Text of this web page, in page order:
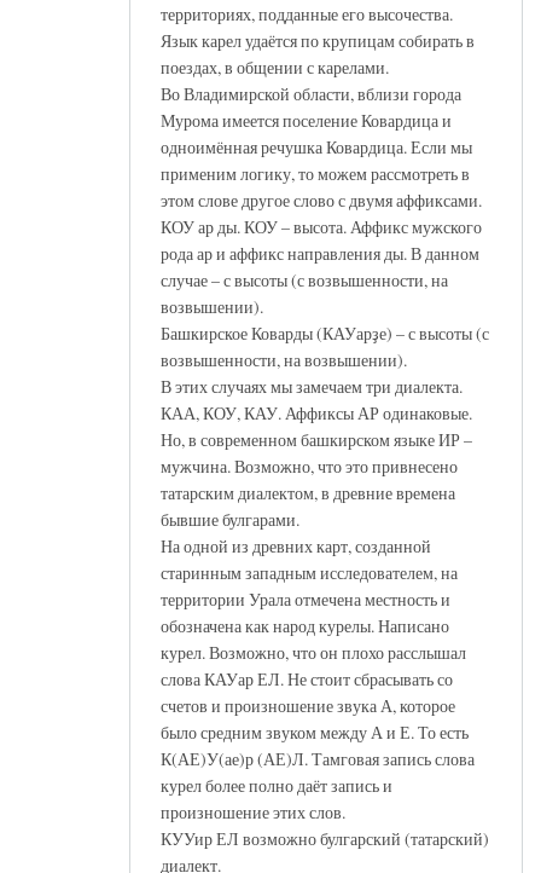
территориях, подданные его высочества.
Язык карел удаётся по крупицам собирать в
поездах, в общении с карелами.
Во Владимирской области, вблизи города
Мурома имеется поселение Ковардица и
одноимённая речушка Ковардица. Если мы
применим логику, то можем рассмотреть в
этом слове другое слово с двумя аффиксами.
КОУ ар ды. КОУ – высота. Аффикс мужского
рода ар и аффикс направления ды. В данном
случае – с высоты (с возвышенности, на
возвышении).
Башкирское Коварды (КАУарҙе) – с высоты (с
возвышенности, на возвышении).
В этих случаях мы замечаем три диалекта.
КАА, КОУ, КАУ. Аффиксы АР одинаковые.
Но, в современном башкирском языке ИР –
мужчина. Возможно, что это привнесено
татарским диалектом, в древние времена
бывшие булгарами.
На одной из древних карт, созданной
старинным западным исследователем, на
территории Урала отмечена местность и
обозначена как народ курелы. Написано
курел. Возможно, что он плохо расслышал
слова КАУар ЕЛ. Не стоит сбрасывать со
счетов и произношение звука А, которое
было средним звуком между А и Е. То есть
К(АЕ)У(ае)р (АЕ)Л. Тамговая запись слова
курел более полно даёт запись и
произношение этих слов.
КУУир ЕЛ возможно булгарский (татарский)
диалект.